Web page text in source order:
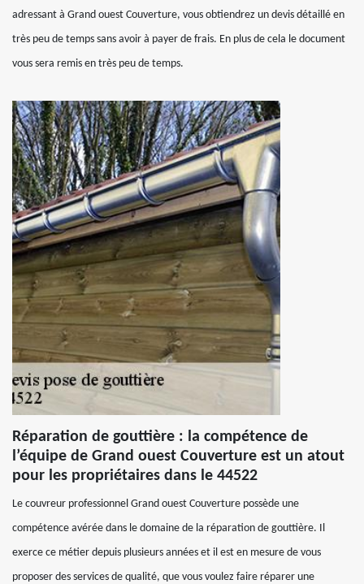
adressant à Grand ouest Couverture, vous obtiendrez un devis détaillé en
très peu de temps sans avoir à payer de frais. En plus de cela le document
vous sera remis en très peu de temps.
Réparation de gouttière : la compétence de
l’équipe de Grand ouest Couverture est un atout
pour les propriétaires dans le 44522
Le couvreur professionnel Grand ouest Couverture possède une
compétence avérée dans le domaine de la réparation de gouttière. Il
exerce ce métier depuis plusieurs années et il est en mesure de vous
proposer des services de qualité, que vous voulez faire réparer une